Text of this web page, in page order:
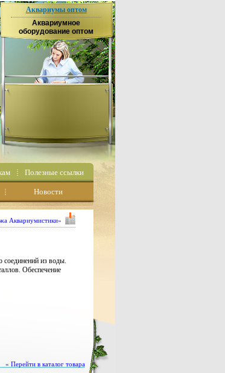
Аквариумы оптом
Аквариумное
оборудование оптом
Полезные ссылки
Новости
Аквариумистики»
соединений из воды.
Обеспечение
« Перейти в каталог товара